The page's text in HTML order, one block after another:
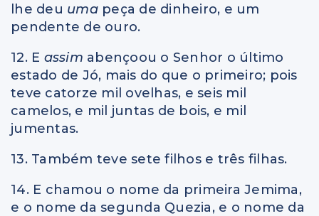
lhe deu uma peça de dinheiro, e um
pendente de ouro.
12. E assim abençoou o Senhor o último
estado de Jó, mais do que o primeiro; pois
teve catorze mil ovelhas, e seis mil
camelos, e mil juntas de bois, e mil
jumentas.
13. Também teve sete filhos e três filhas.
14. E chamou o nome da primeira Jemima,
e o nome da segunda Quezia, e o nome da